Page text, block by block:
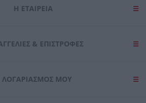
Η ΕΤΑΙΡΕΙΑ
& ΕΠΙΣΤΡΟΦΈΣ
ΛΟΓΑΡΙΑΣΜΌΣ ΜΟΥ